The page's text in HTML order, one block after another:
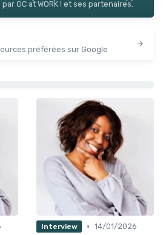
GC at WORK ! et ses partenaires.
préférées sur Google
Interview • 14/01/2026